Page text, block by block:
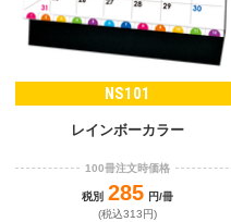
NS101
レインボーカラー
100冊注文時価格
税別 285 円/冊
(税込313円)